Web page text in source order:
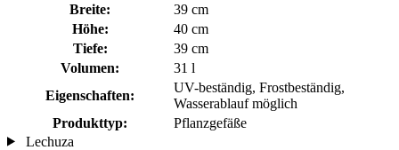
Breite:
39 cm
Höhe:
40 cm
Tiefe:
39 cm
Volumen:
31 l
Eigenschaften:
UV-beständig, Frostbeständig,
Wasserablauf möglich
Produkttyp:
Pflanzgefäße
Lechuza